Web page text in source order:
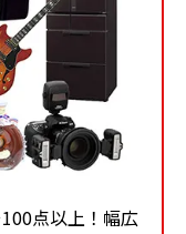
点以上！幅広